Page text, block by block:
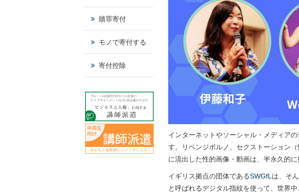
インターネットやソーシャル・メディア
す。リベンジポルノ、セクストーション
に流出した性的画像・動画は、半永久的
イギリス拠点の団体であるSWGfLは、そ
と呼ばれるデジタル指紋を使って、世界
贖罪寄付
モノで寄付する
寄付控除